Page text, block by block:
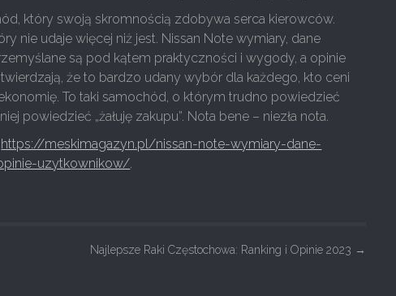
który swoją skromnością zdobywa serca kierowców.
nie udaje więcej niż jest. Nissan Note wymiary, dane
są pod kątem praktyczności i wygody, a opinie
że to bardzo udany wybór dla każdego, kto ceni
To taki samochód, o którym trudno powiedzieć
powiedzieć „żałuję zakupu”. Nota bene – niezła nota.
https://meskimagazyn.pl/nissan-note-wymiary-dane-
uzytkownikow/.
Najlepsze Raki Częstochowa: Ranking i Opinie 2023 →